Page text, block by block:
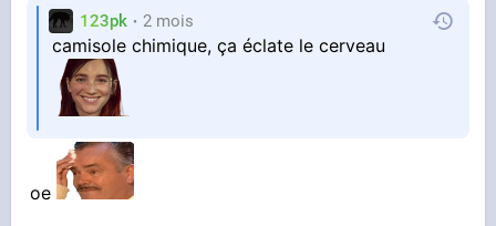
123pk 2 mois
camisole chimique, ça éclate le cerveau
oe